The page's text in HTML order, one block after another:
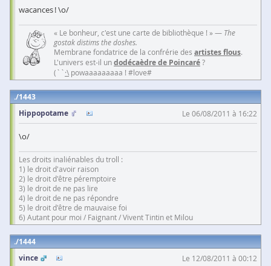
wacances ! \o/
« Le bonheur, c'est une carte de bibliothèque ! » — The
gostak distims the doshes.
Membrane fondatrice de la confrérie des artistes flous.
L'univers est-il undodécaèdre de Poincaré?
(``·\ powaaaaaaaaa ! #love#
1443
Hippopotame
Le 06/08/2011 à 16:22
\o/
Les droits inaliénables du troll :
1) le droit d'avoir raison
2) le droit d'être péremptoire
3) le droit de ne pas lire
4) le droit de ne pas répondre
5) le droit d'être de mauvaise foi
6) Autant pour moi / Faignant / Vivent Tintin et Milou
1444
vince
Le 12/08/2011 à 00:12